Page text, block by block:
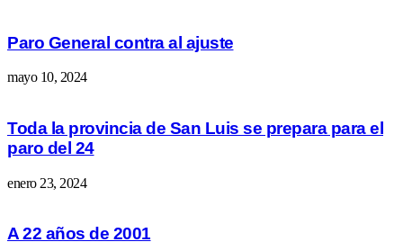
Paro General contra al ajuste
mayo 10, 2024
Toda la provincia de San Luis se prepara para el
paro del 24
enero 23, 2024
A 22 años de 2001